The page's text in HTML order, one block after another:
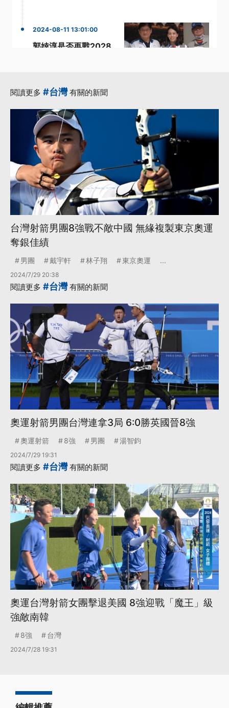
2024-08-11 13:01:00
郭婞淳是否再戰2028
簡彤娟·舉重女神·
賴冠傑·更多...
閱讀更多 #台灣有關的新聞
台灣射箭男團8強戰不敵中國 無緣複製東京奧運
奪銀佳績
男團 戴宇軒 林子翔 東京奧運 ...
2024/7/29 20:38
閱讀更多 #台灣有關的新聞
奧運射箭男團台灣連拿3局 6:0勝英國晉8強
奧運射箭 8強 男團 湯智鈞
2024/7/29 19:31
閱讀更多 #台灣有關的新聞
奧運台灣射箭女團擊退美國 8強迎戰「魔王」級
強敵南韓
8強 台灣
2024/7/28 19:31